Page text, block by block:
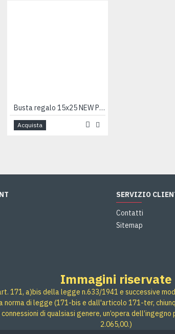
Busta regalo 15x25 NEW PERLA 100pz
Acquista
SERVIZIO
Contatti
Sitemap
Immagini riservate
a)bis della legge n.633/1941 e successive
di legge (171-bis e dall'articolo 171-ter,
di qualsiasi genere, un’opera
2.065,00.)